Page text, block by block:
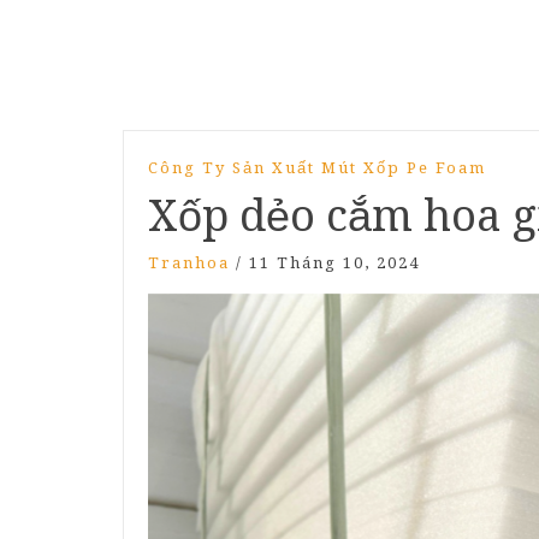
Công Ty Sản Xuất Mút Xốp Pe Foam
Xốp dẻo cắm hoa
Tranhoa / 11 Tháng 10, 2024